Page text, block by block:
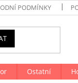
PODMÍNKY
Ostatní